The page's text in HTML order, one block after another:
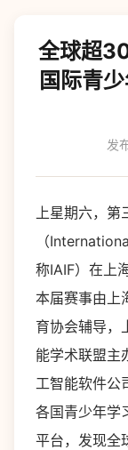
全球超
国际青
发
上星期六，第
（
称IAIF）在上
本届赛事由上
育协会辅导，
能学术联盟主
工智能软件公
各国青少年学
平台，发现全